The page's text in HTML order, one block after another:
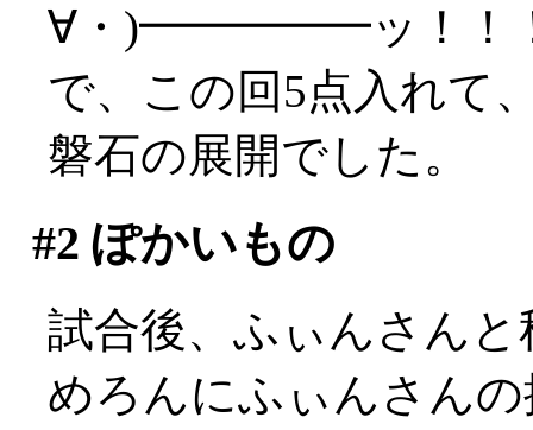
∀・)━━━━━ッ！！
で、この回5点入れて
磐石の展開でした。
#2 ぽかいもの
試合後、ふぃんさん
めろんにふぃんさん